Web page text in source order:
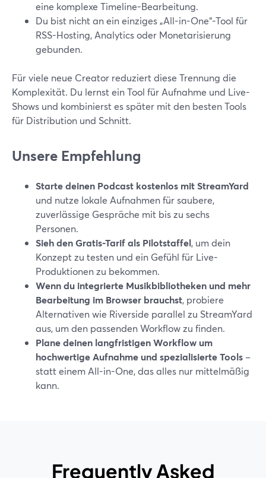
eine komplexe Timeline-Bearbeitung.
Du bist nicht an ein einziges „All-in-One“-Tool für
RSS-Hosting, Analytics oder Monetarisierung
gebunden.
Für viele neue Creator reduziert diese Trennung die
Komplexität. Du lernst ein Tool für Aufnahme und Live-
Shows und kombinierst es später mit den besten Tools
für Distribution und Schnitt.
Unsere Empfehlung
Starte deinen Podcast kostenlos mit StreamYard
und nutze lokale Aufnahmen für saubere,
zuverlässige Gespräche mit bis zu sechs
Personen.
Sieh den Gratis-Tarif als Pilotstaffel, um dein
Konzept zu testen und ein Gefühl für Live-
Produktionen zu bekommen.
Wenn du integrierte Musikbibliotheken und mehr
Bearbeitung im Browser brauchst, probiere
Alternativen wie Riverside parallel zu StreamYard
aus, um den passenden Workflow zu finden.
Plane deinen langfristigen Workflow um
hochwertige Aufnahme und spezialisierte Tools –
statt einem All-in-One, das alles nur mittelmäßig
kann.
Frequently Asked